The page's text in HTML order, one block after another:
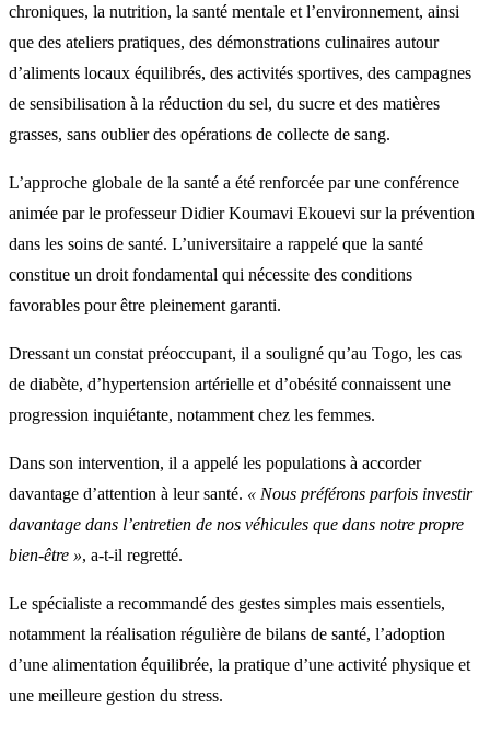
chroniques, la nutrition, la santé mentale et l’environnement, ainsi
que des ateliers pratiques, des démonstrations culinaires autour
d’aliments locaux équilibrés, des activités sportives, des campagnes
de sensibilisation à la réduction du sel, du sucre et des matières
grasses, sans oublier des opérations de collecte de sang.
L’approche globale de la santé a été renforcée par une conférence
animée par le professeur Didier Koumavi Ekouevi sur la prévention
dans les soins de santé. L’universitaire a rappelé que la santé
constitue un droit fondamental qui nécessite des conditions
favorables pour être pleinement garanti.
Dressant un constat préoccupant, il a souligné qu’au Togo, les cas
de diabète, d’hypertension artérielle et d’obésité connaissent une
progression inquiétante, notamment chez les femmes.
Dans son intervention, il a appelé les populations à accorder
davantage d’attention à leur santé. « Nous préférons parfois investir
davantage dans l’entretien de nos véhicules que dans notre propre
bien-être », a-t-il regretté.
Le spécialiste a recommandé des gestes simples mais essentiels,
notamment la réalisation régulière de bilans de santé, l’adoption
d’une alimentation équilibrée, la pratique d’une activité physique et
une meilleure gestion du stress.